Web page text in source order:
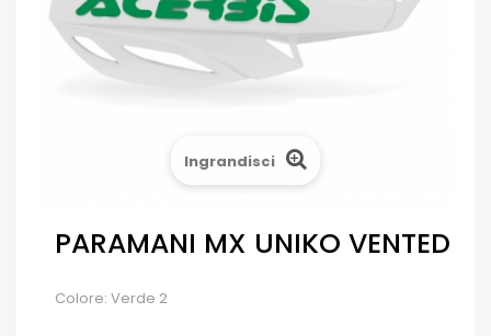
Ingrandisci
PARAMANI MX UNIKO VENTED
Colore: Verde 2